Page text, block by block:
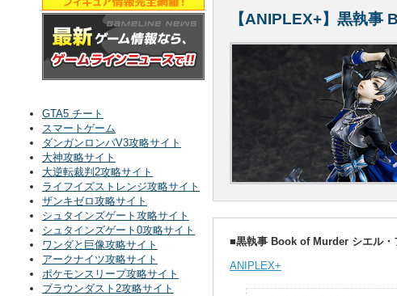
【ANIPLEX+】黒執事
■黒執事 Book of Murder シエル・
ANIPLEX+
GTA5 チート
スマートゲーム
ダンガンロンパV3攻略サイト
大神攻略サイト
大逆転裁判2攻略サイト
ライフイズストレンジ攻略サイト
ザンキゼロ攻略サイト
シュタインズゲート攻略サイト
シュタインズゲート0攻略サイト
ワンダと巨像攻略サイト
アークナイツ攻略サイト
ポケモンスリープ攻略サイト
ブラウンダスト2攻略サイト